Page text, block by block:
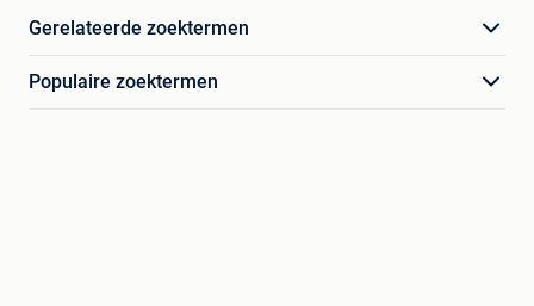
Gerelateerde zoektermen
Populaire zoektermen